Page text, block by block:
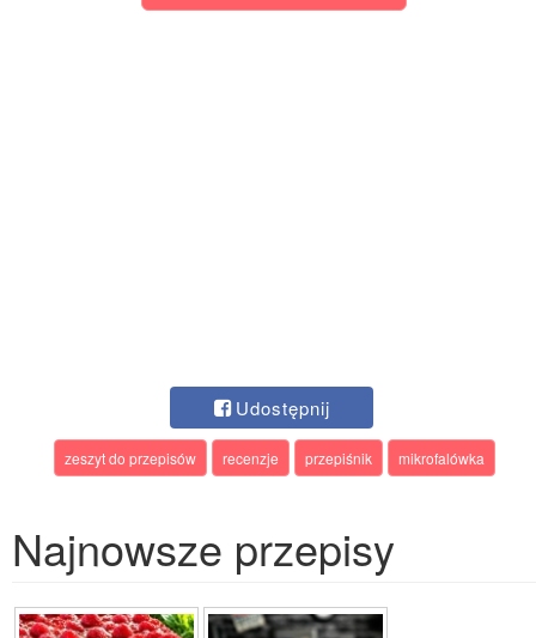
Udostępnij
zeszyt do przepisów recenzje przepiśnik mikrofalówka
Najnowsze przepisy